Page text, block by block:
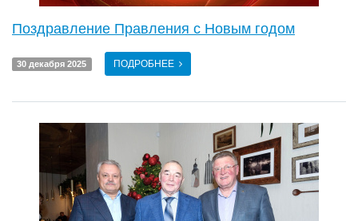
Поздравление Правления с Новым годом
30 декабря 2025 ПОДРОБНЕЕ